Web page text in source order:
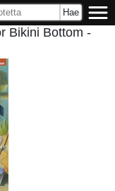
Bikini Bottom -